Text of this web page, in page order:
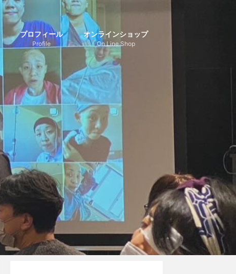
プロフィール
Profile
オンラインショップ
On Line Shop